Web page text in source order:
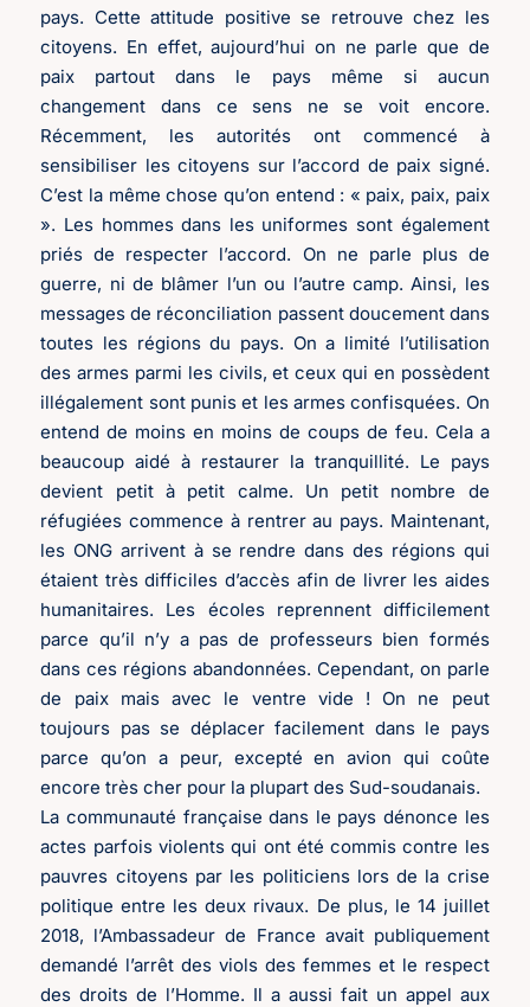
pays. Cette attitude positive se retrouve chez les
citoyens. En effet, aujourd’hui on ne parle que de
paix partout dans le pays même si aucun
changement dans ce sens ne se voit encore.
Récemment, les autorités ont commencé à
sensibiliser les citoyens sur l’accord de paix signé.
C’est la même chose qu’on entend : « paix, paix, paix
». Les hommes dans les uniformes sont également
priés de respecter l’accord. On ne parle plus de
guerre, ni de blâmer l’un ou l’autre camp. Ainsi, les
messages de réconciliation passent doucement dans
toutes les régions du pays. On a limité l’utilisation
des armes parmi les civils, et ceux qui en possèdent
illégalement sont punis et les armes confisquées. On
entend de moins en moins de coups de feu. Cela a
beaucoup aidé à restaurer la tranquillité. Le pays
devient petit à petit calme. Un petit nombre de
réfugiées commence à rentrer au pays. Maintenant,
les ONG arrivent à se rendre dans des régions qui
étaient très difficiles d’accès afin de livrer les aides
humanitaires. Les écoles reprennent difficilement
parce qu’il n’y a pas de professeurs bien formés
dans ces régions abandonnées. Cependant, on parle
de paix mais avec le ventre vide ! On ne peut
toujours pas se déplacer facilement dans le pays
parce qu’on a peur, excepté en avion qui coûte
encore très cher pour la plupart des Sud-soudanais.
La communauté française dans le pays dénonce les
actes parfois violents qui ont été commis contre les
pauvres citoyens par les politiciens lors de la crise
politique entre les deux rivaux. De plus, le 14 juillet
2018, l’Ambassadeur de France avait publiquement
demandé l’arrêt des viols des femmes et le respect
des droits de l’Homme. Il a aussi fait un appel aux